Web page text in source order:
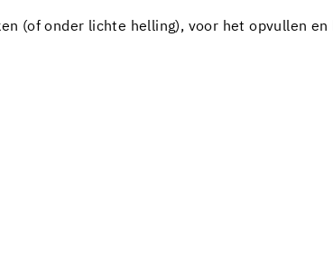
(of onder lichte helling), voor het opvullen